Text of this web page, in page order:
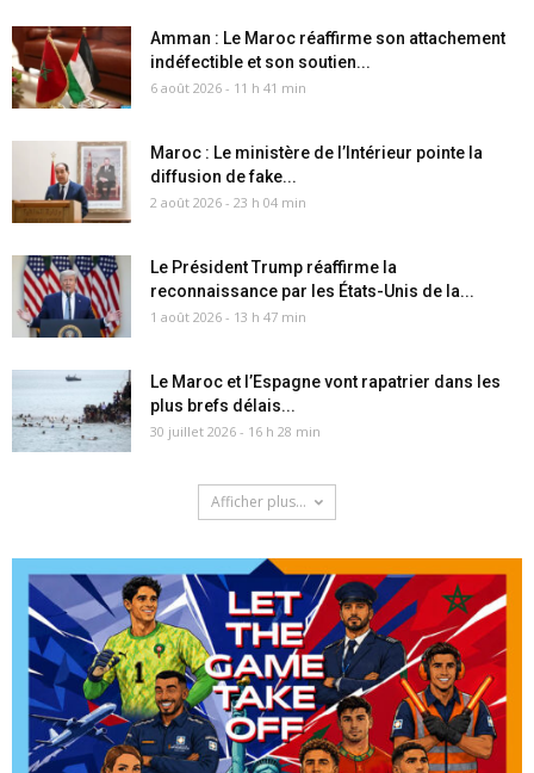
Amman : Le Maroc réaffirme son attachement
indéfectible et son soutien...
6 août 2026 - 11 h 41 min
Maroc : Le ministère de l’Intérieur pointe la
diffusion de fake...
2 août 2026 - 23 h 04 min
Le Président Trump réaffirme la
reconnaissance par les États-Unis de la...
1 août 2026 - 13 h 47 min
Le Maroc et l’Espagne vont rapatrier dans les
plus brefs délais...
30 juillet 2026 - 16 h 28 min
Afficher plus...